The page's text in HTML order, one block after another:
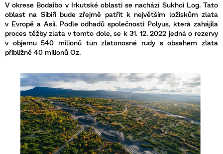
V okrese Bodaibo v Irkutské oblasti se nachází Sukhoi Log. Tato
oblast na Sibiři bude zřejmě patřit k největším ložiskům zlata
v Evropě a Asii. Podle odhadů společnosti Polyus, která zahájila
proces těžby zlata v tomto dole, se k 31. 12. 2022 jedná o rezervy
v objemu 540 milionů tun zlatonosné rudy s obsahem zlata
přibližně 40 milionů Oz.